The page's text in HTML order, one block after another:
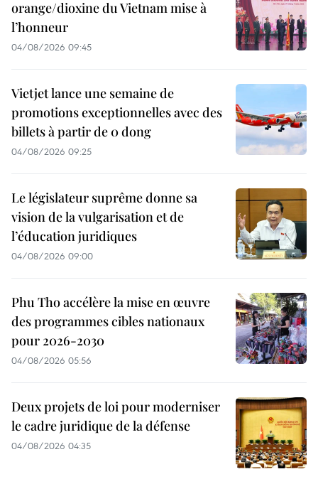
orange/dioxine du Vietnam mise à
l’honneur
04/08/2026 09:45
Vietjet lance une semaine de
promotions exceptionnelles avec des
billets à partir de 0 dong
04/08/2026 09:25
Le législateur suprême donne sa
vision de la vulgarisation et de
l’éducation juridiques
04/08/2026 09:00
Phu Tho accélère la mise en œuvre
des programmes cibles nationaux
pour 2026-2030
04/08/2026 05:56
Deux projets de loi pour moderniser
le cadre juridique de la défense
04/08/2026 04:35